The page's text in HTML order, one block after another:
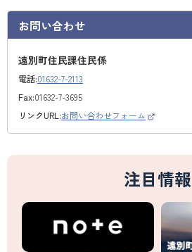
お問い合わせ
遠別町住民課住民係
電話:01632-7-2113
Fax:01632-7-3695
リンクURL:お問い合わせフォーム
外
イ
）
注目情報